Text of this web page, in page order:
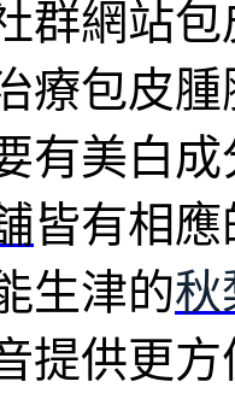
群網站
療包皮
有美白
皆有相
生津的秋
提供更方